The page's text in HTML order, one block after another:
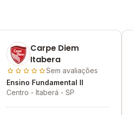
Carpe Diem
Itabera
Sem avaliações
Ensino Fundamental II
Centro - Itaberá - SP